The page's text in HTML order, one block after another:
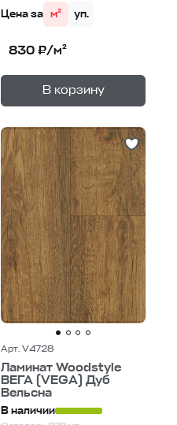
Цена за м² уп.
830 ₽/м²
В корзину
— 1уп.
Арт. V4728
Ламинат Woodstyle
ВЕГА (VEGA) Дуб
Вельсна
В наличии